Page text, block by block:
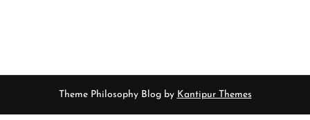
Theme Philosophy Blog by Kantipur Themes